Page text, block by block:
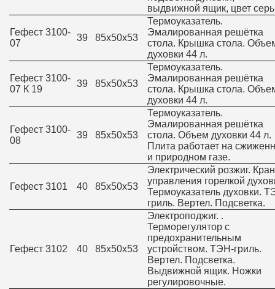
выдвижной ящик, цвет
Гефест 3100-
07
39 85х50х53
Термоуказатель.
Эмалированная решётка
стола. Крышка стола.
духовки 44 л.
Гефест 3100-
07 К 19
39 85х50х53
Термоуказатель.
Эмалированная решётка
стола. Крышка стола.
духовки 44 л.
Гефест 3100-
08
39 85х50х53
Термоуказатель.
Эмалированная решётка
стола. Объем духовки 44 л.
Плита работает на
и природном газе.
Гефест 3101 40 85х50х53
Электрический розжиг. Кран
управления горелкой
Термоуказатель духовки.
гриль. Вертел. Подсветка.
Гефест 3102 40 85х50х53
Электроподжиг. .
Терморегулятор с
предохранительным
устройством. ТЭН-гриль.
Вертел. Подсветка.
Выдвижной ящик. Ножки
регулировочные.